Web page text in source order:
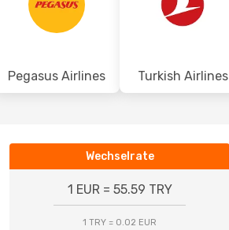
Pegasus Airlines Turkish Airlines
Wechselrate
1 EUR = 55.59 TRY
1 TRY = 0.02 EUR